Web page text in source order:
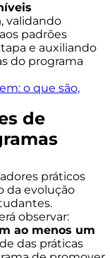
, validando
padrões
e auxiliando
do programa
o que são,
de
práticos
da evolução
observar:
ao menos um
das práticas